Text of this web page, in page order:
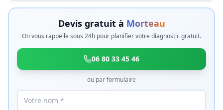
Devis gratuit à Morteau
On vous rappelle sous 24h pour planifier votre diagnostic gratuit.
06 80 33 45 46
ou par formulaire